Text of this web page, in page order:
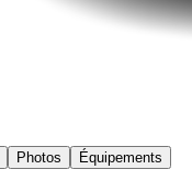
Photos
Équipements